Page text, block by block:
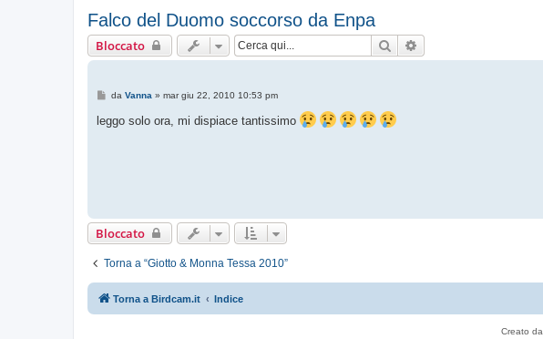
Falco del Duomo soccorso da Enpa
Bloccato Cerca
M
s
da Vanna » mar giu 22, 2010 10:53 pm
leggo solo ora, mi dispiace tantissimo
Bloccato
Torna a “Giotto & Monna Tessa 2010”
Torna a Birdcam.it Indice
Creato da